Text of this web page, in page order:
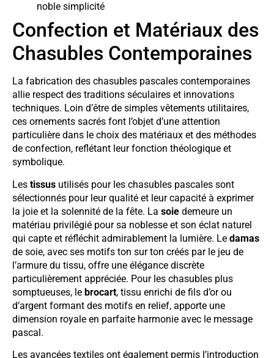
noble simplicité
Confection et Matériaux des
Chasubles Contemporaines
La fabrication des chasubles pascales contemporaines
allie respect des traditions séculaires et innovations
techniques. Loin d’être de simples vêtements utilitaires,
ces ornements sacrés font l’objet d’une attention
particulière dans le choix des matériaux et des méthodes
de confection, reflétant leur fonction théologique et
symbolique.
Les tissus utilisés pour les chasubles pascales sont
sélectionnés pour leur qualité et leur capacité à exprimer
la joie et la solennité de la fête. La soie demeure un
matériau privilégié pour sa noblesse et son éclat naturel
qui capte et réfléchit admirablement la lumière. Le damas
de soie, avec ses motifs ton sur ton créés par le jeu de
l’armure du tissu, offre une élégance discrète
particulièrement appréciée. Pour les chasubles plus
somptueuses, le brocart, tissu enrichi de fils d’or ou
d’argent formant des motifs en relief, apporte une
dimension royale en parfaite harmonie avec le message
pascal.
Les avancées textiles ont également permis l’introduction